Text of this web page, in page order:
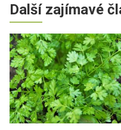
Další zajímavé